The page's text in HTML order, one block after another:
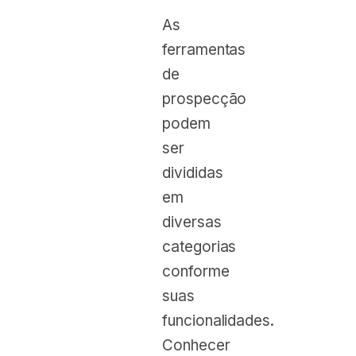
As
ferramentas
de
prospecção
podem
ser
divididas
em
diversas
categorias
conforme
suas
funcionalidades.
Conhecer